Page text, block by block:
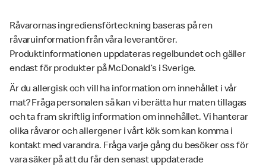
Råvarornas ingrediensförteckning baseras på ren
råvaruinformation från våra leverantörer.
Produktinformationen uppdateras regelbundet och gäller
endast för produkter på McDonald’s i Sverige.
Är du allergisk och vill ha information om innehållet i vår
mat? Fråga personalen så kan vi berätta hur maten tillagas
och ta fram skriftlig information om innehållet. Vi hanterar
olika råvaror och allergener i vårt kök som kan komma i
kontakt med varandra. Fråga varje gång du besöker oss för
vara säker på att du får den senast uppdaterade